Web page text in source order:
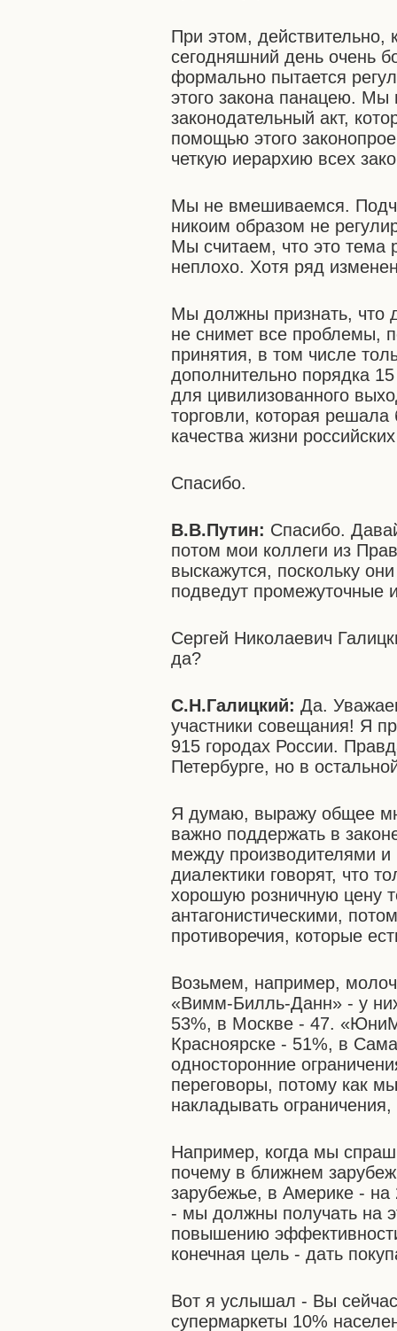
При этом, действительно,
сегодняшний день очень
формально пытается
этого закона панацею. Мы
законодательный акт,
помощью этого
четкую иерархию всех
Мы не вмешиваемся.
никоим образом не
Мы считаем, что это тема
неплохо. Хотя ряд
Мы должны признать, что
не снимет все проблемы,
принятия, в том числе
дополнительно порядка
для цивилизованного
торговли, которая
качества жизни
Спасибо.
В.В.Путин: Спасибо.
потом мои коллеги из
выскажутся, поскольку
подведут промежуточные
Сергей Николаевич
да?
С.Н.Галицкий: Да.
участники совещания! Я
915 городах России.
Петербурге, но в
Я думаю, выражу общее
важно поддержать в
между производителями
диалектики говорят, что
хорошую розничную цену
антагонистическими,
противоречия, которые
Возьмем, например,
«Вимм-Билль-Данн» - у
53%, в Москве - 47.
Красноярске - 51%, в
односторонние
переговоры, потому как
накладывать
Например, когда мы
почему в ближнем
зарубежье, в Америке - на
- мы должны получать на
повышению
конечная цель - дать
Вот я услышал - Вы
супермаркеты 10%